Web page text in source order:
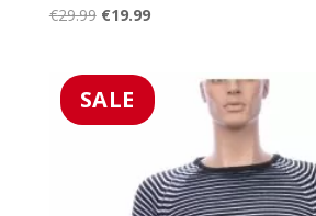
Gewaardeerd
5.00
€29.99 Oorspronkelijke
€29.99.
€19.99Huidige
€19.99.
SALE